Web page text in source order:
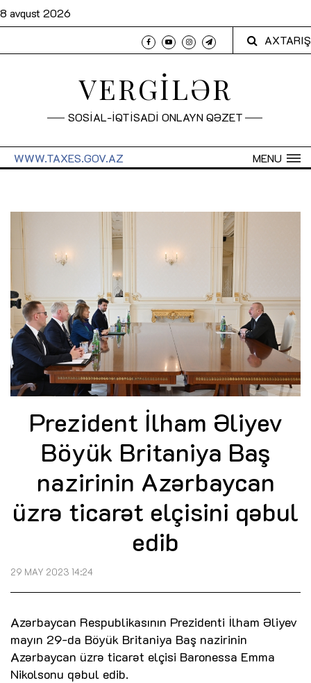
8 avqust 2026
AXTARIŞ
VERGİLƏR
SOSİAL-İQTİSADİ ONLAYN QƏZET
MENU
WWW.TAXES.GOV.AZ
Prezident İlham Əliyev
Böyük Britaniya Baş
nazirinin Azərbaycan
üzrə ticarət elçisini qəbul
edib
29 MAY 2023 14:24
Azərbaycan Respublikasının Prezidenti İlham Əliyev
mayın 29-da Böyük Britaniya Baş nazirinin
Azərbaycan üzrə ticarət elçisi Baronessa Emma
Nikolsonu qəbul edib.